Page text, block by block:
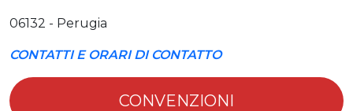
06132 - Perugia
CONTATTI E ORARI DI CONTATTO
CONVENZIONI